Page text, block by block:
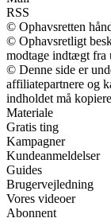
RSS
© Ophavsretten
© Ophavsretligt
modtage indtægt fra
© Denne side er
affiliatepartnere og
indholdet må
Materiale
Gratis ting
Kampagner
Kundeanmeldelser
Guides
Brugervejledning
Vores videoer
Abonnent